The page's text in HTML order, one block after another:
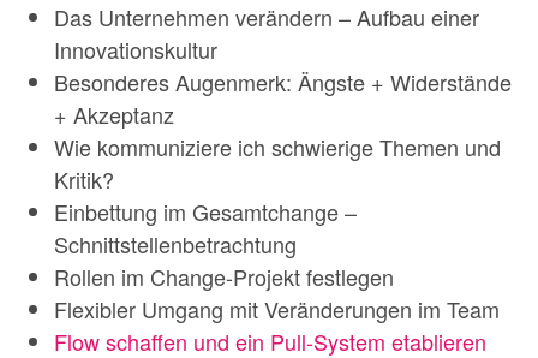
Das Unternehmen verändern – Aufbau einer
Innovationskultur
Besonderes Augenmerk: Ängste + Widerstände
+ Akzeptanz
Wie kommuniziere ich schwierige Themen und
Kritik?
Einbettung im Gesamtchange –
Schnittstellenbetrachtung
Rollen im Change-Projekt festlegen
Flexibler Umgang mit Veränderungen im Team
Flow schaffen und ein Pull-System etablieren